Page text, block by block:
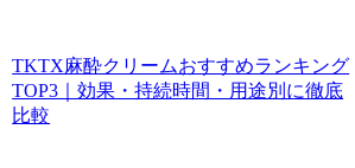
TKTX麻酔クリームおすすめランキング
TOP3｜効果・持続時間・用途別に徹底
比較